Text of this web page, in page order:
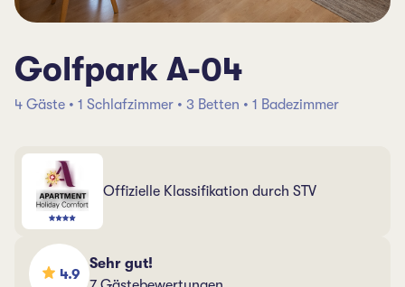
Golfpark A-04
4 Gäste • 1 Schlafzimmer • 3 Betten • 1 Badezimmer
Offizielle Klassifikation durch STV
4.9
Sehr gut!